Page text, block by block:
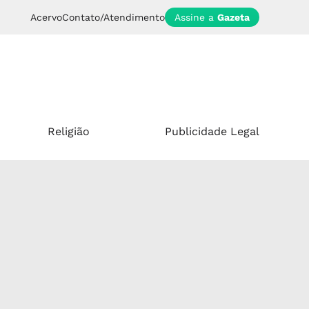
AcervoContato/Atendimento Assine a Gazeta
Religião Publicidade Legal